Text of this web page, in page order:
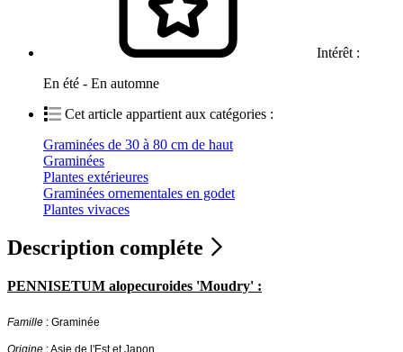
Intérêt :
En été - En automne
Cet article appartient aux catégories :
Graminées de 30 à 80 cm de haut
Graminées
Plantes extérieures
Graminées ornementales en godet
Plantes vivaces
Description compléte
PENNISETUM alopecuroides 'Moudry' :
Famille : Graminée
Origine : Asie de l'Est et Japon